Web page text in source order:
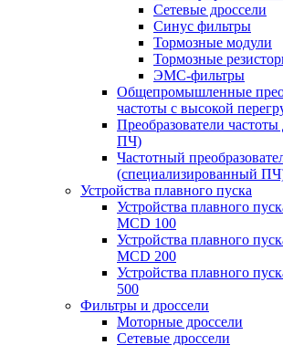
Сетевые дроссели
Синус фильтры
Тормозные модули
Тормозные
ЭМС-фильтры
Общепромышленные
частоты с высокой
Преобразователи
ПЧ)
Частотный
(специализированный
Устройства плавного пуска
Устройства плавного
MCD 100
Устройства плавного
MCD 200
Устройства плавного
500
Фильтры и дроссели
Моторные дроссели
Сетевые дроссели